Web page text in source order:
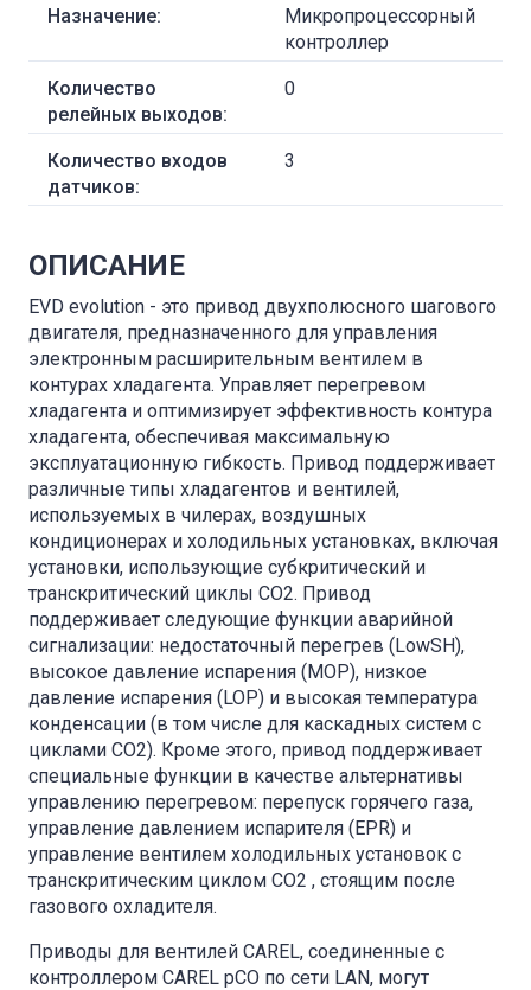
Назначение:
Микропроцессорный
контроллер
Количество
релейных выходов:
0
Количество входов
датчиков:
3
ОПИСАНИЕ
EVD evolution - это привод двухполюсного шагового
двигателя, предназначенного для управления
электронным расширительным вентилем в
контурах хладагента. Управляет перегревом
хладагента и оптимизирует эффективность контура
хладагента, обеспечивая максимальную
эксплуатационную гибкость. Привод поддерживает
различные типы хладагентов и вентилей,
используемых в чилерах, воздушных
кондиционерах и холодильных установках, включая
установки, использующие субкритический и
транскритический циклы CO2. Привод
поддерживает следующие функции аварийной
сигнализации: недостаточный перегрев (LowSH),
высокое давление испарения (MOP), низкое
давление испарения (LOP) и высокая температура
конденсации (в том числе для каскадных систем с
циклами CO2). Кроме этого, привод поддерживает
специальные функции в качестве альтернативы
управлению перегревом: перепуск горячего газа,
управление давлением испарителя (EPR) и
управление вентилем холодильных установок с
транскритическим циклом CO2 , стоящим после
газового охладителя.
Приводы для вентилей CAREL, соединенные с
контроллером CAREL pCO по сети LAN, могут